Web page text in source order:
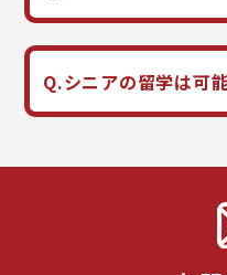
Q.シニアの留学は可